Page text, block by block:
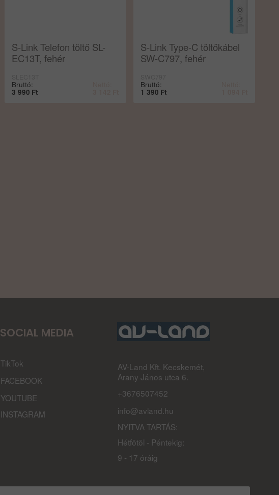
S-Link Telefon töltő SL-
EC13T, fehér
Bruttó:
3 990 Ft
S-Link Type-C töltőkábel
SW-C797, fehér
Bruttó:
1 390 Ft
SOCIAL MEDIA
TikTok
FACEBOOK
YOUTUBE
INSTAGRAM
AV-Land Kft. Kecskemét,
Arany János utca 6.
+3676507452
info@avland.hu
NYITVA TARTÁS:
Hétfõtõl - Péntekig:
9 - 17 óráig